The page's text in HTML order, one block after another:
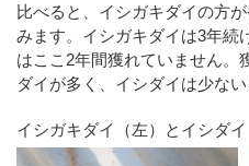
比べると、イシガキダイの方
みます。イシガキダイは3年続
はここ2年間獲れていません。
ダイが多く、イシダイは少な
イシガキダイ（左）とイシダイ